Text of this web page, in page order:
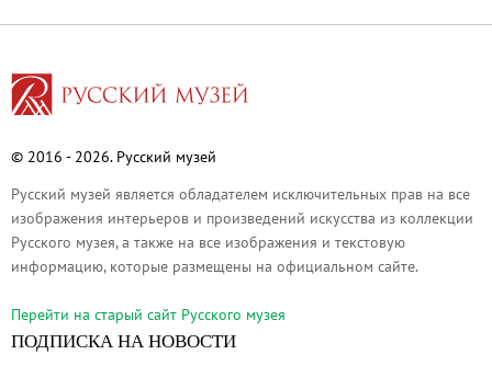
Михайловский сад
Восточный павильон Михайловского
Клуб Друзей Русского музея
Партнеры и спонсоры
Культурно-просветительские и
Ассоциация художественных музеев
Уставные документы
© 2016 - 2026. Русский музей
Русский музей является обладателем исключительных прав на все
изображения интерьеров и произведений искусства из коллекции
Русского музея, а также на все изображения и текстовую
информацию, которые размещены на официальном сайте.
Перейти на cтарый сайт Русского музея
ПОДПИСКА НА НОВОСТИ